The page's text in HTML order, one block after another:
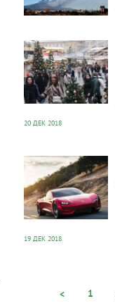
20 ДЕК 2018
19 ДЕК 2018
< 1